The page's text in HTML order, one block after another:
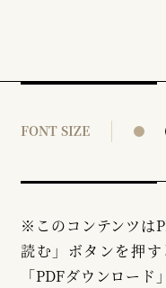
FONT SIZE
※このコンテンツは
読む」ボタンを押す
「PDFダウンロー